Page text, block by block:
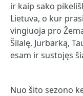
ir kaip sako
Lietuva, o kur
vingiuoja pro
Šilalę, Jurbarką,
esam ir sustojęs
Nuo šito sezono